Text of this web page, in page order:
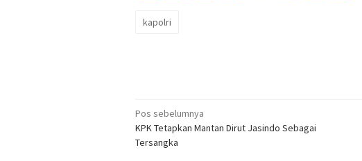
kapolri
Navigasi
pos
Pos sebelumnya
KPK Tetapkan Mantan Dirut Jasindo Sebagai
Tersangka